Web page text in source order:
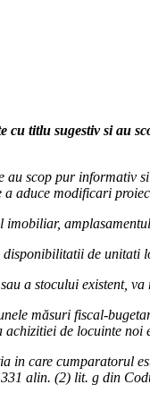
titlu sugestiv si au
scop pur
aduce modificari
imobiliar,
de
a stocului existent,
măsuri fiscal-
de locuinte
in care cumparatorul
alin. (2) lit. g din